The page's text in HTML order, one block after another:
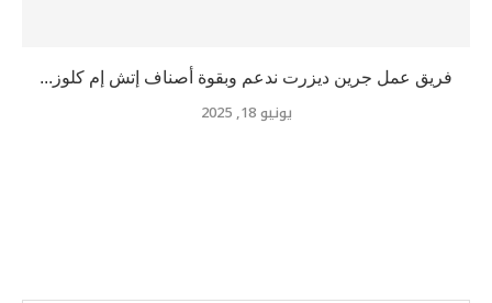
فريق عمل جرين ديزرت ندعم وبقوة أصناف إتش إم كلوز...
يونيو 18, 2025